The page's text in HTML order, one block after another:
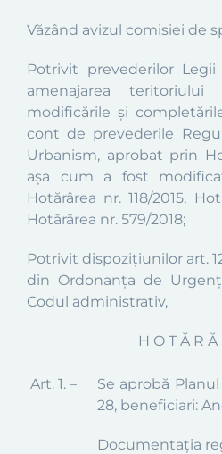
Văzând avizul comisiei de
Potrivit prevederilorLegii
amenajarea
modificările şi
cont de prevederile
Urbanism, aprobat prin
aşa cum a fost
Hotărârea nr. 118/2015,
Hotărârea nr. 579/2018;
Potrivit dispoziţiunilor art.
din Ordonanța de
Codul administrativ,
H O T Ă R Ă
Art. 1. – Se aprobă
28, beneficiari:
Documentaţia